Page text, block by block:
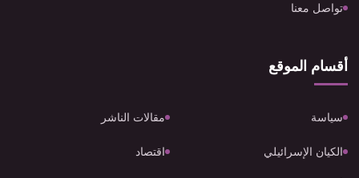
تواصل معنا
أقسام الموقع
سياسة مقالات الناشر
الكيان الإسرائيلي اقتصاد